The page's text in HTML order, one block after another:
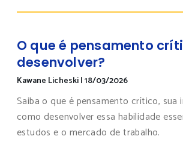
O que é pensamento
desenvolver?
Kawane Licheski|18/03/2026
Saiba o que é pensamento crítico, sua
como desenvolver essa habilidade
estudos e o mercado de trabalho.